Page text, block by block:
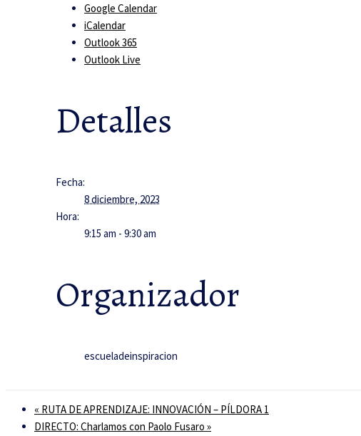
Google Calendar
iCalendar
Outlook 365
Outlook Live
Detalles
Fecha:
8 diciembre, 2023
Hora:
9:15 am - 9:30 am
Organizador
escueladeinspiracion
« RUTA DE APRENDIZAJE: INNOVACIÓN – PÍLDORA 1
DIRECTO: Charlamos con Paolo Fusaro »